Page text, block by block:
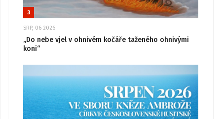
3
SRP, 06 2026
„Do nebe vjel v ohnivém kočáře taženého ohnivými
koni“